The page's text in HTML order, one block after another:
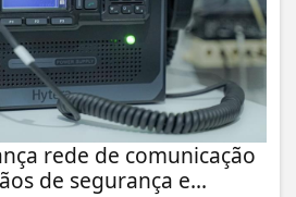
rede de comunicação
de segurança e...